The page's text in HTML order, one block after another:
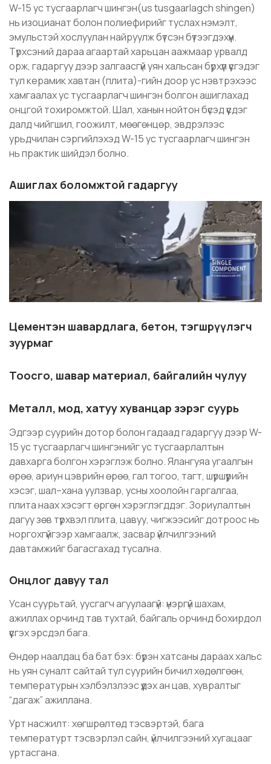
W-15 ус тусгаарлагч шингэн(us tusgaarlagch shingen)
нь изоцианат болон полиефирийг туслах нэмэлт,
эмульстэй хослуулан найруулж бүтсэн бүтээгдэхүүн.
Түрхсэний дараа агаартай харьцан аажмаар урвалд
орж, гадаргуу дээр залгаасгүй уян хальсан бүрхүүл үүсгэдэг
тул керамик хавтан (плита)-гийн доор ус нэвтрэхээс
хамгаалах ус тусгаарлагч шингэн болгон ашиглахад
онцгой тохиромжтой. Шал, ханын нойтон бүсэд үүсдэг
далд чийгшил, гоожилт, мөөгөнцөр, эвдрэлээс
урьдчилан сэргийлэхэд W-15 ус тусгаарлагч шингэн
нь практик шийдэл болно.
Ашиглах боломжтой гадаргуу
Цементэн шавардлага, бетон, тэгшрүүлэгч
зуурмаг
Тоосго, шавар материал, байгалийн чулуу
Металл, мод, хатуу хуванцар зэрэг суурь
Эдгээр суурийн дотор болон гадаад гадаргуу дээр W-
15 ус тусгаарлагч шингэнийг ус тусгаарлалтын
давхарга болгон хэрэглэж болно. Ялангуяа угаалгын
өрөө, ариун цэврийн өрөө, гал тогоо, тагт, шүршүүрийн
хэсэг, шал–хана уулзвар, усны хоолойн гаргалгаа,
плита наах хэсэгт өргөн хэрэглэгддэг. Зориулалтын
дагуу зөв түрхвэл плита, цавуу, чигжээсийг дотроос нь
норгохгүйгээр хамгаалж, засвар үйлчилгээний
давтамжийг багасгахад тусална.
Онцлог давуу тал
Усан суурьтай, уусгагч агуулаагүй: үнэргүй шахам,
ажиллах орчинд тав тухтай, байгаль орчинд бохирдол
үүсгэх эрсдэл бага.
Өндөр наалдац ба бат бэх: бүрэн хатсаны дараах хальс
нь уян суналт сайтай тул суурийн бичил хөдөлгөөн,
температурын хэлбэлзлээс үүдэх ан цав, хувралтыг
“дагаж” ажиллана.
Урт насжилт: хөгшрөлтөд тэсвэртэй, бага
температурт тэсвэрлэл сайн, үйлчилгээний хугацааг
уртасгана.